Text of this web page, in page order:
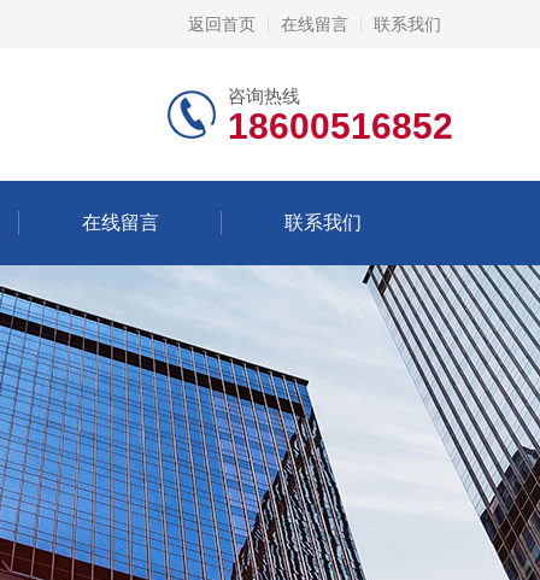
返回首页 在线留言 联系我们
咨询热线
18600516852
在线留言 联系我们